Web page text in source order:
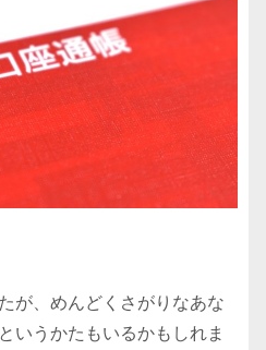
が、めんどくさがりなあな
いうかたもいるかもしれま